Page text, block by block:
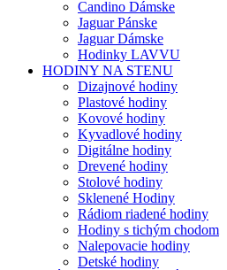
Candino Dámske
Jaguar Pánske
Jaguar Dámske
Hodinky LAVVU
HODINY NA STENU
Dizajnové hodiny
Plastové hodiny
Kovové hodiny
Kyvadlové hodiny
Digitálne hodiny
Drevené hodiny
Stolové hodiny
Sklenené Hodiny
Rádiom riadené hodiny
Hodiny s tichým chodom
Nalepovacie hodiny
Detské hodiny